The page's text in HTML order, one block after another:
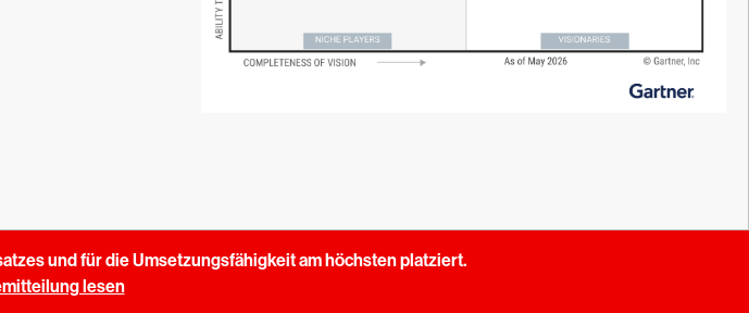
und für die Umsetzungsfähigkeit am höchsten platziert.
lesen